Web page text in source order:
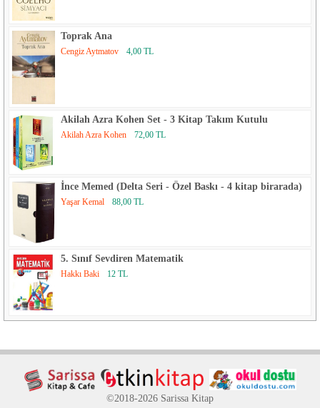
Toprak Ana
Cengiz Aytmatov 4,00 TL
Akilah Azra Kohen Set - 3 Kitap Takım Kutulu
Akilah Azra Kohen 72,00 TL
İnce Memed (Delta Seri - Özel Baskı - 4 kitap birarada)
Yaşar Kemal 88,00 TL
5. Sınıf Sevdiren Matematik
Hakkı Baki 12 TL
©2018-2026 Sarissa Kitap